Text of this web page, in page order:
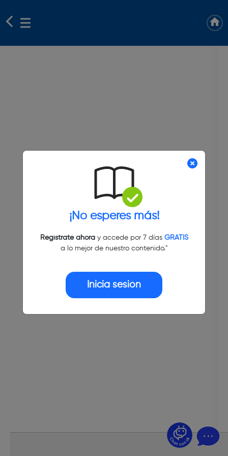
¡No esperes más!
Regístrate ahoray accede por 7 días GRATIS
a lo mejor de nuestro contenido."
Inicia sesión